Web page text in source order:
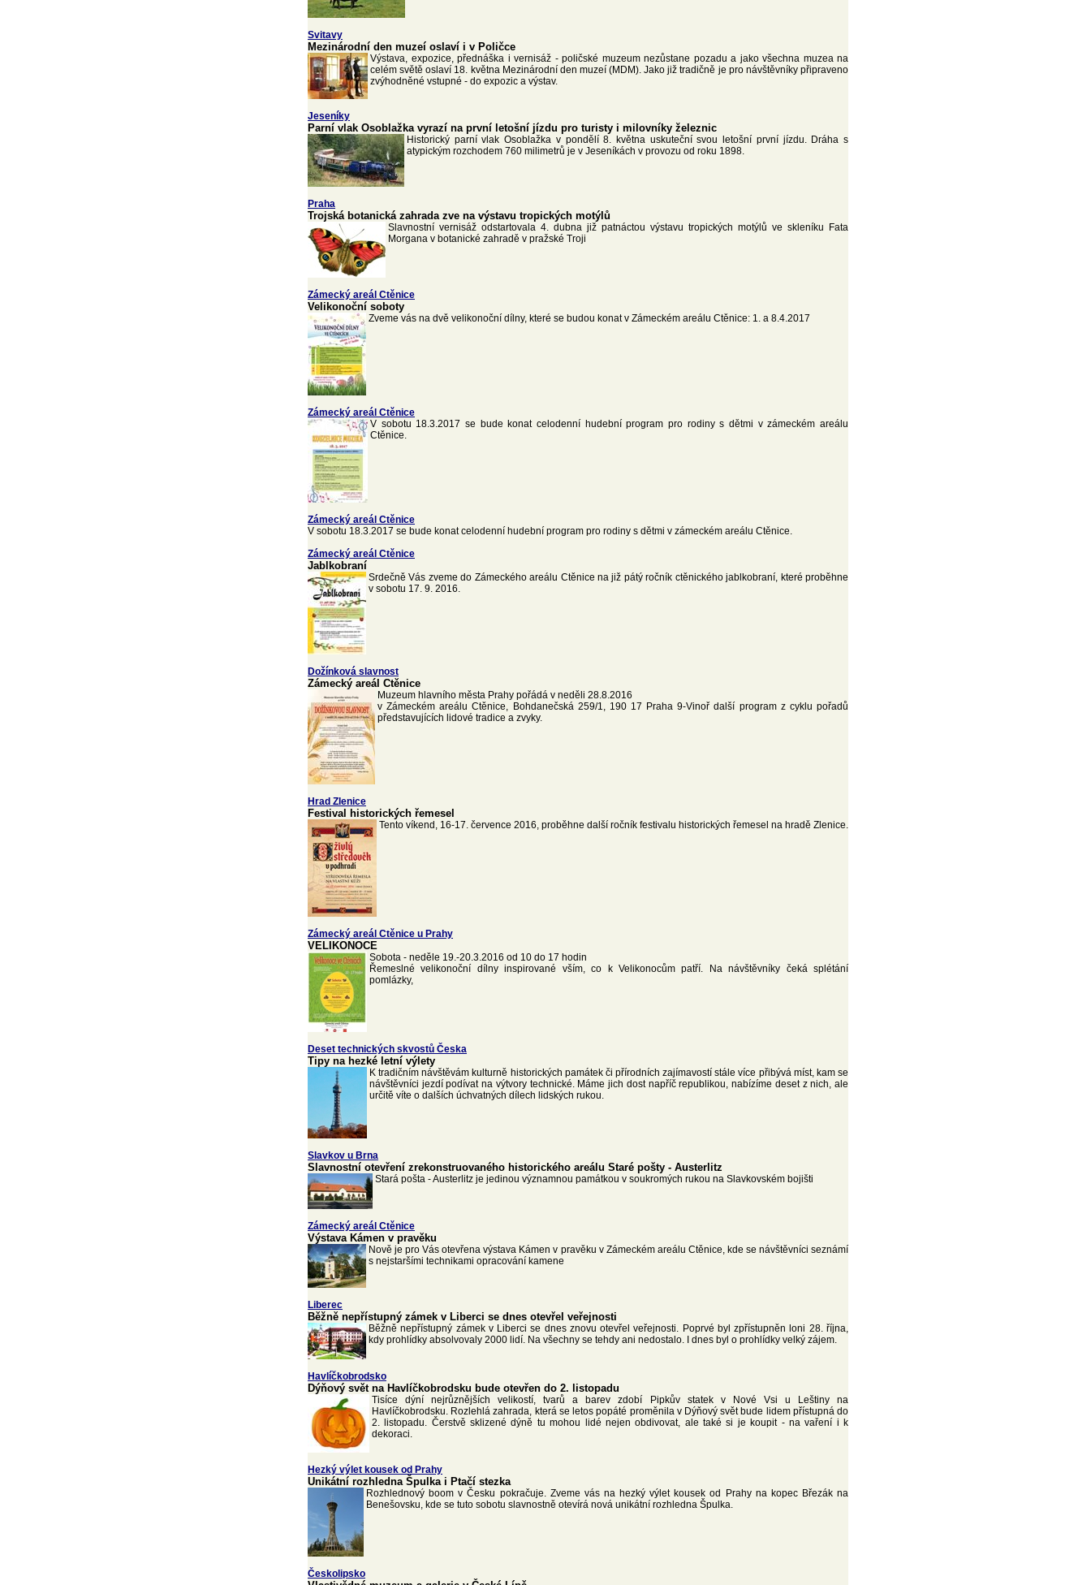
Svitavy
Mezinárodní den muzeí oslaví i v Poličce
Výstava, expozice, přednáška i vernisáž - poličské muzeum nezůstane pozadu a jako všechna muzea na
celém světě oslaví 18. května Mezinárodní den muzeí (MDM). Jako již tradičně je pro návštěvníky připraveno
zvýhodněné vstupné - do expozic a výstav.
Jeseníky
Parní vlak Osoblažka vyrazí na první letošní jízdu pro turisty i milovníky železnic
Historický parní vlak Osoblažka v pondělí 8. května uskuteční svou letošní první jízdu. Dráha s
atypickým rozchodem 760 milimetrů je v Jeseníkách v provozu od roku 1898.
Praha
Trojská botanická zahrada zve na výstavu tropických motýlů
Slavnostní vernisáž odstartovala 4. dubna již patnáctou výstavu tropických motýlů ve skleníku Fata
Morgana v botanické zahradě v pražské Troji
Zámecký areál Ctěnice
Velikonoční soboty
Zveme vás na dvě velikonoční dílny, které se budou konat v Zámeckém areálu Ctěnice: 1. a 8.4.2017
Zámecký areál Ctěnice
V sobotu 18.3.2017 se bude konat celodenní hudební program pro rodiny s dětmi v zámeckém areálu
Ctěnice.
Zámecký areál Ctěnice
V sobotu 18.3.2017 se bude konat celodenní hudební program pro rodiny s dětmi v zámeckém areálu Ctěnice.
Zámecký areál Ctěnice
Jablkobraní
Srdečně Vás zveme do Zámeckého areálu Ctěnice na již pátý ročník ctěnického jablkobraní, které proběhne
v sobotu 17. 9. 2016.
Dožínková slavnost
Zámecký areál Ctěnice
Muzeum hlavního města Prahy pořádá v neděli 28.8.2016
v Zámeckém areálu Ctěnice, Bohdanečská 259/1, 190 17 Praha 9-Vinoř další program z cyklu pořadů
představujících lidové tradice a zvyky.
Hrad Zlenice
Festival historických řemesel
Tento víkend, 16-17. července 2016, proběhne další ročník festivalu historických řemesel na hradě Zlenice.
Zámecký areál Ctěnice u Prahy
VELIKONOCE
Sobota - neděle 19.-20.3.2016 od 10 do 17 hodin
Řemeslné velikonoční dílny inspirované vším, co k Velikonocům patří. Na návštěvníky čeká splétání
pomlázky,
Deset technických skvostů Česka
Tipy na hezké letní výlety
K tradičním návštěvám kulturně historických památek či přírodních zajímavostí stále více přibývá míst, kam se
návštěvníci jezdí podívat na výtvory technické. Máme jich dost napříč republikou, nabízíme deset z nich, ale
určitě víte o dalších úchvatných dílech lidských rukou.
Slavkov u Brna
Slavnostní otevření zrekonstruovaného historického areálu Staré pošty - Austerlitz
Stará pošta - Austerlitz je jedinou významnou památkou v soukromých rukou na Slavkovském bojišti
Zámecký areál Ctěnice
Výstava Kámen v pravěku
Nově je pro Vás otevřena výstava Kámen v pravěku v Zámeckém areálu Ctěnice, kde se návštěvníci seznámí
s nejstaršími technikami opracování kamene
Liberec
Běžně nepřístupný zámek v Liberci se dnes otevřel veřejnosti
Běžně nepřístupný zámek v Liberci se dnes znovu otevřel veřejnosti. Poprvé byl zpřístupněn loni 28. října,
kdy prohlídky absolvovaly 2000 lidí. Na všechny se tehdy ani nedostalo. I dnes byl o prohlídky velký zájem.
Havlíčkobrodsko
Dýňový svět na Havlíčkobrodsku bude otevřen do 2. listopadu
Tisíce dýní nejrůznějších velikostí, tvarů a barev zdobí Pipkův statek v
Nové Vsi u Leštiny na
Havlíčkobrodsku. Rozlehlá zahrada, která se letos popáté proměnila v Dýňový svět bude lidem přístupná do
2. listopadu. Čerstvě sklizené dýně tu mohou lidé nejen obdivovat, ale také si je koupit - na vaření i k
dekoraci.
Hezký výlet kousek od Prahy
Unikátní rozhledna Špulka i Ptačí stezka
Rozhlednový boom v Česku pokračuje. Zveme vás na hezký výlet kousek od Prahy na kopec Březák na
Benešovsku, kde se tuto sobotu slavnostně otevírá nová unikátní rozhledna Špulka.
Českolipsko